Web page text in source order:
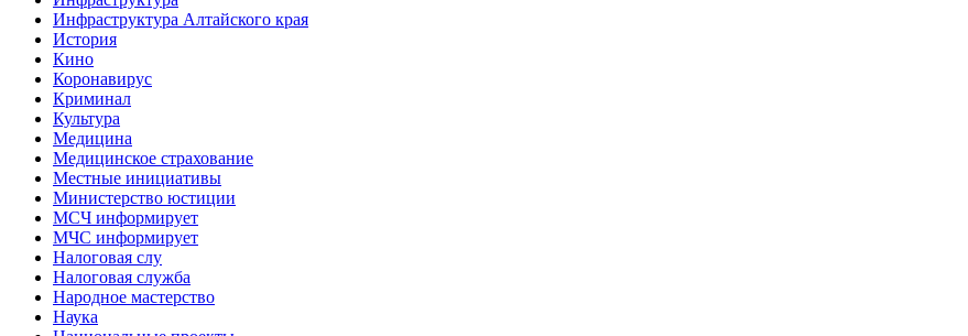
Инфраструктура Алтайского края
История
Кино
Коронавирус
Криминал
Культура
Медицина
Медицинское страхование
Местные инициативы
Министерство юстиции
МСЧ информирует
МЧС информирует
Налоговая слу
Налоговая служба
Народное мастерство
Наука